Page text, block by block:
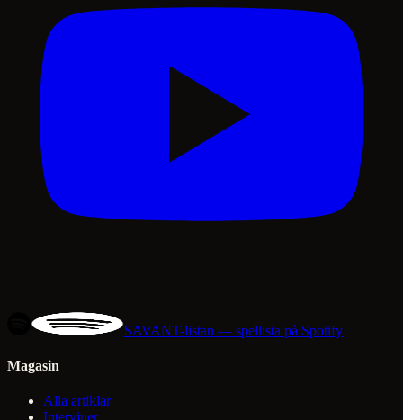
SAVANT-listan — spellista på Spotify
Magasin
Alla artiklar